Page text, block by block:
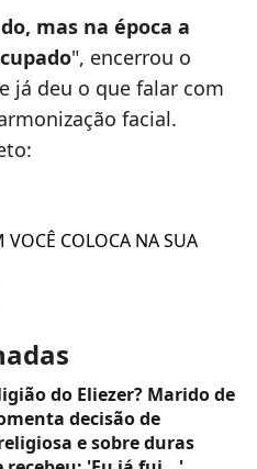
mas na época a
", encerrou o
já deu o que falar com
facial.
COLOCA NA SUA
do Eliezer? Marido de
decisão de
e sobre duras